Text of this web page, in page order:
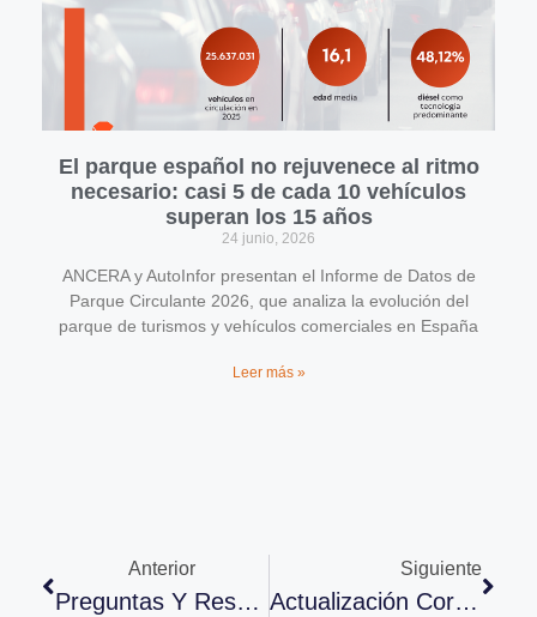
El parque español no rejuvenece al ritmo
necesario: casi 5 de cada 10 vehículos
superan los 15 años
24 junio, 2026
ANCERA y AutoInfor presentan el Informe de Datos de
Parque Circulante 2026, que analiza la evolución del
parque de turismos y vehículos comerciales en España
Leer más »
Anterior
Preguntas Y Respuestas Coronavirus
Siguiente
Actualización Coronavirus